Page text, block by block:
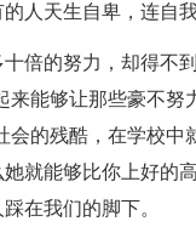
人天生自卑，连自我
倍的努力，却得不
来能够让那些豪不
会的残酷，在学校
就能够比你上好的
在我们的脚下。